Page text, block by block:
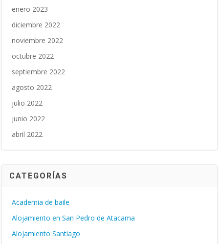
enero 2023
diciembre 2022
noviembre 2022
octubre 2022
septiembre 2022
agosto 2022
julio 2022
junio 2022
abril 2022
CATEGORÍAS
Academia de baile
Alojamiento en San Pedro de Atacama
Alojamiento Santiago